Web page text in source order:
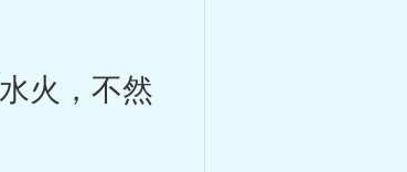
火，不然